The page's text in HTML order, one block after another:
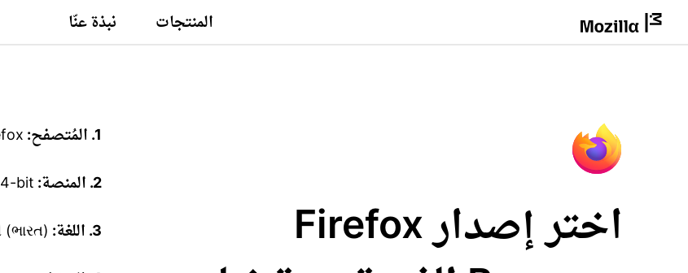
المنتجات نبذة عنّا
اختر إصدار Firefox
1. المُتصفح:
2. المنصة: bit
3. اللغة: (ભારત)